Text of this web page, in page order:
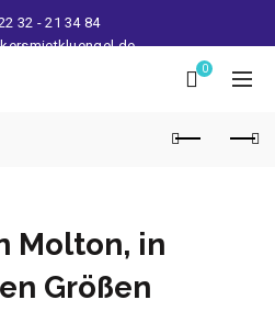
32 - 21 34 84
1 - 50389 Wesseling
17 Uhr, Sa: 9 – 12 Uhr
0
Molton, in
Größen